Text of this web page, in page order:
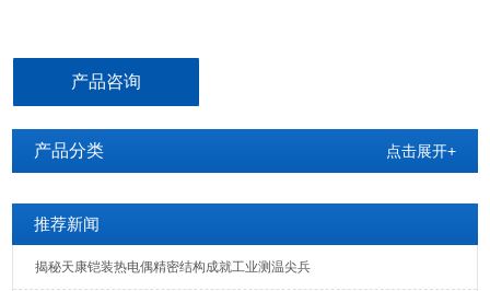
产品咨询
产品分类 点击展开+
推荐新闻
揭秘天康铠装热电偶精密结构成就工业测温尖兵